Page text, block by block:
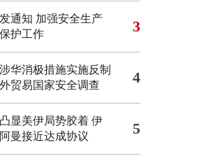
通知 加强安全生产
护工作
3
华消极措施实施反制
贸易国家安全调查
4
显美伊局势胶着 伊
曼接近达成协议
5